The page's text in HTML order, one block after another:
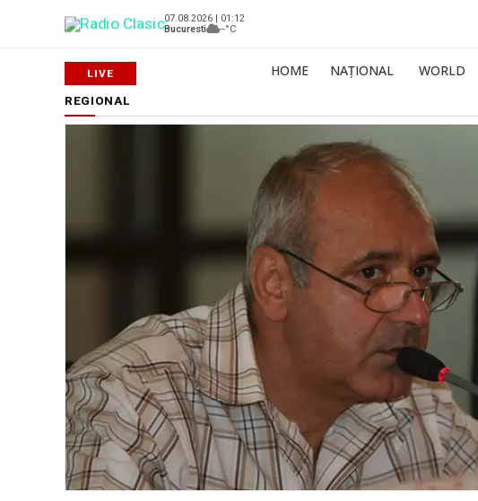
07.08.2026 | 01:12
Bucuresti
--°C
HOME NAȚIONAL WORLD
REGIONAL